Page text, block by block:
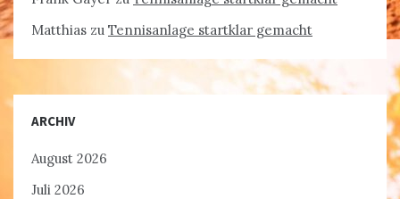
Matthias zu Tennisanlage startklar gemacht
ARCHIV
August 2026
Juli 2026